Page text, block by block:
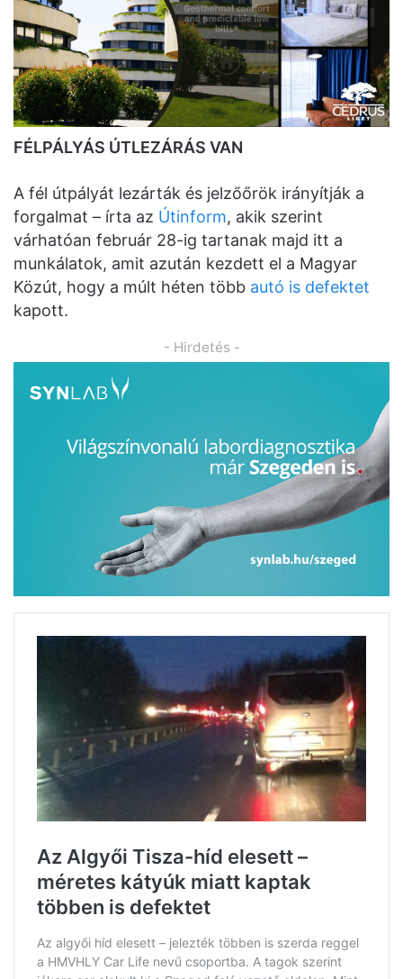
FÉLPÁLYÁS ÚTLEZÁRÁS VAN
A fél útpályát lezárták és jelzőőrök irányítják a
forgalmat – írta az Útinform, akik szerint
várhatóan február 28-ig tartanak majd itt a
munkálatok, amit azután kezdett el a Magyar
Közút, hogy a múlt héten több autó is defektet
kapott.
- Hirdetés -